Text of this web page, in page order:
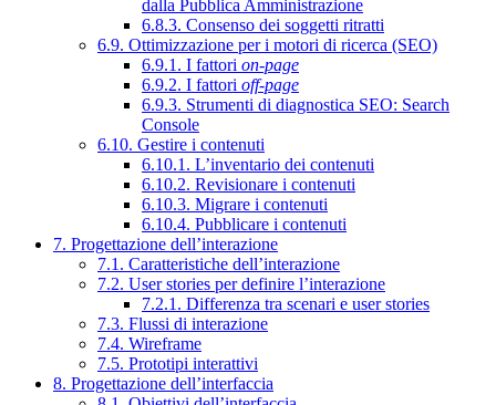
dalla Pubblica Amministrazione
6.8.3. Consenso dei soggetti ritratti
6.9. Ottimizzazione per i motori di ricerca (SEO)
6.9.1. I fattori on-page
6.9.2. I fattori off-page
6.9.3. Strumenti di diagnostica SEO: Search
Console
6.10. Gestire i contenuti
6.10.1. L’inventario dei contenuti
6.10.2. Revisionare i contenuti
6.10.3. Migrare i contenuti
6.10.4. Pubblicare i contenuti
7. Progettazione dell’interazione
7.1. Caratteristiche dell’interazione
7.2. User stories per definire l’interazione
7.2.1. Differenza tra scenari e user stories
7.3. Flussi di interazione
7.4. Wireframe
7.5. Prototipi interattivi
8. Progettazione dell’interfaccia